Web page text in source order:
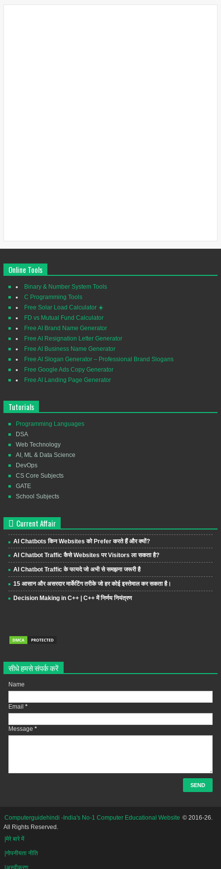
Online Tools
Binary & Number System Tools
C Programming Tools
Free Solar Load Calculator ☀️
FD vs Mutual Fund Calculator
Free AI Brand Name Generator
Free AI Resignation Letter Generator
Free AI Business Name Generator
Free AI Slogan Generator – Professional Brand Slogans
Free Google Ads Copy Generator
Free AI Landing Page Generator
Tutorials
Programming Languages
DSA
Web Technology
AI, ML & Data Science
DevOps
CS Core Subjects
GATE
School Subjects
Current Affair
AI Chatbots किन Websites को Prefer करते हैं और क्यों?
AI Chatbot Traffic कैसे Websites पर Visitors ला सकता है?
AI Chatbot Traffic के फायदे जो अभी से समझना जरूरी है
15 आसान और असरदार मार्केटिंग तरीके जो हर कोई इस्तेमाल कर सकता है।
Decision Making in C++ | C++ में निर्णय नियंत्रण
सीधे हमसे संपर्क करें
Name
Email *
Message *
Computerguidehindi -India's No-1 Computer Educational Website © 2016-26.
All Rights Reserved.
|मेरे बारे में
|गोपनीयता नीति
|अस्वीकरण